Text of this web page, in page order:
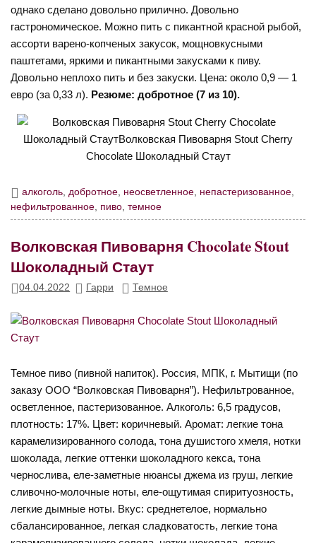
однако сделано довольно прилично. Довольно
гастрономическое. Можно пить с пикантной красной рыбой,
ассорти варено-копченых закусок, мощновкусными
паштетами, яркими и пикантными закусками к пиву.
Довольно неплохо пить и без закуски. Цена: около 0,9 — 1
евро (за 0,33 л). Резюме: добротное (7 из 10).
алкоголь,добротное, неосветленное, непастеризованное,
нефильтрованное пиво ,темное
Волковская Пивоварня Chocolate Stout
Шоколадный Стаут
04.04.2022 Гарри Темное
Темное пиво (пивной напиток). Россия, МПК, г. Мытищи (по
заказу ООО “Волковская Пивоварня”). Нефильтрованное,
осветленное, пастеризованное. Алкоголь: 6,5 градусов,
плотность: 17%. Цвет: коричневый. Аромат: легкие тона
карамелизированного солода, тона душистого хмеля, нотки
шоколада, легкие оттенки шоколадного кекса, тона
чернослива, еле-заметные нюансы джема из груш, легкие
сливочно-молочные ноты, еле-ощутимая спиритуозность,
легкие дымные ноты. Вкус: среднетелое, нормально
сбалансированное, легкая сладковатость, легкие тона